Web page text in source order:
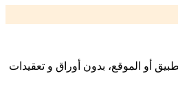
أو الموقع، بدون أوراق و تعقيدات